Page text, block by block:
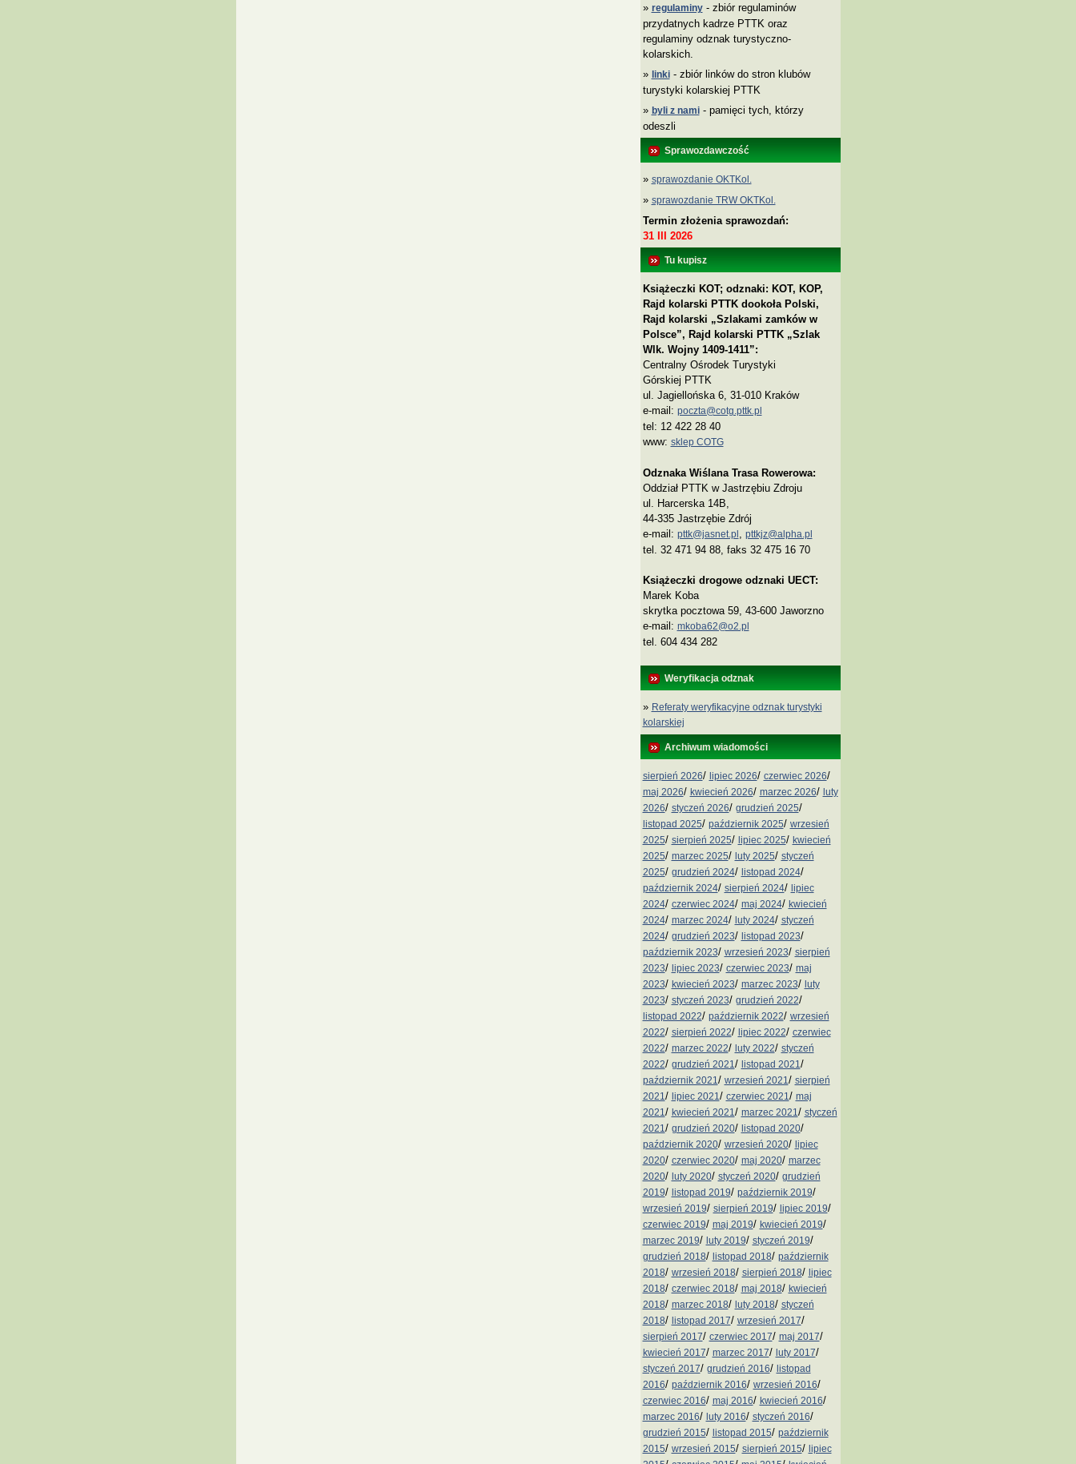
» regulaminy- zbiór regulaminów
przydatnych kadrze PTTK oraz
regulaminy odznak turystyczno-
kolarskich.
» linki- zbiór linków do stron klubów
turystyki kolarskiej PTTK
» byli z nami- pamięci tych, którzy
odeszli
Sprawozdawczość
» sprawozdanie OKTKol.
» sprawozdanie TRW OKTKol.
Termin złożenia sprawozdań:
31 III 2026
Tu kupisz
Książeczki KOT; odznaki: KOT, KOP,
Rajd kolarski PTTK dookoła Polski,
Rajd kolarski „Szlakami zamków w
Polsce”, Rajd kolarski PTTK „Szlak
Wlk. Wojny 1409-1411”:
Centralny Ośrodek Turystyki
Górskiej PTTK
ul. Jagiellońska 6, 31-010 Kraków
e-mail: poczta@cotg.pttk.pl
tel: 12 422 28 40
www: sklep COTG
Odznaka Wiślana Trasa Rowerowa:
Oddział PTTK w Jastrzębiu Zdroju
ul. Harcerska 14B,
44-335 Jastrzębie Zdrój
e-mail: pttk@jasnet.pl pttkjz@alpha.pl
tel. 32 471 94 88, faks 32 475 16 70
Książeczki drogowe odznaki UECT:
Marek Koba
skrytka pocztowa 59, 43-600 Jaworzno
e‑mail: mkoba62@o2.pl
tel. 604 434 282
Weryfikacja odznak
» Referaty weryfikacyjne odznak turystyki
kolarskiej
Archiwum wiadomości
sierpień 2026/ lipiec 2026/ czerwiec 2026/
maj 2026/ kwiecień 2026/ marzec 2026/ luty
2026/ styczeń 2026/ grudzień 2025/
listopad 2025/ październik 2025/ wrzesień
2025/ sierpień 2025/ lipiec 2025/ kwiecień
2025/ marzec 2025/ luty 2025/ styczeń
2025/ grudzień 2024/ listopad 2024/
październik 2024/ sierpień 2024/ lipiec
2024/ czerwiec 2024/ maj 2024/ kwiecień
2024/ marzec 2024/ luty 2024/ styczeń
2024/ grudzień 2023/ listopad 2023/
październik 2023/ wrzesień 2023/ sierpień
2023/ lipiec 2023/ czerwiec 2023/ maj
2023/ kwiecień 2023/ marzec 2023/ luty
2023/ styczeń 2023/ grudzień 2022/
listopad 2022/ październik 2022/ wrzesień
2022/ sierpień 2022/ lipiec 2022/ czerwiec
2022/ marzec 2022/ luty 2022/ styczeń
2022/ grudzień 2021 / listopad 2021 /
październik 2021 / wrzesień 2021 / sierpień
2021 / lipiec 2021 / czerwiec 2021 / maj
2021 / kwiecień 2021 / marzec 2021 / styczeń
2021 / grudzień 2020/ listopad 2020/
październik 2020/ wrzesień 2020/ lipiec
2020/ czerwiec 2020/ maj 2020/ marzec
2020/ luty 2020/ styczeń 2020/ grudzień
2019/ listopad 2019/ październik 2019/
wrzesień 2019/ sierpień 2019/ lipiec 2019/
czerwiec 2019/ maj 2019/ kwiecień 2019/
marzec 2019/ luty 2019/ styczeń 2019/
grudzień 2018/ listopad 2018/ październik
2018/ wrzesień 2018/ sierpień 2018/ lipiec
2018/ czerwiec 2018/ maj 2018/ kwiecień
2018/ marzec 2018/ luty 2018/ styczeń
2018/ listopad 2017/ wrzesień 2017/
sierpień 2017/ czerwiec 2017/ maj 2017/
kwiecień 2017/ marzec 2017/ luty 2017/
styczeń 2017/ grudzień 2016/ listopad
2016/ październik 2016/ wrzesień 2016/
czerwiec 2016/ maj 2016/ kwiecień 2016/
marzec 2016/ luty 2016/ styczeń 2016/
grudzień 2015/ listopad 2015/ październik
2015/ wrzesień 2015/ sierpień 2015/ lipiec